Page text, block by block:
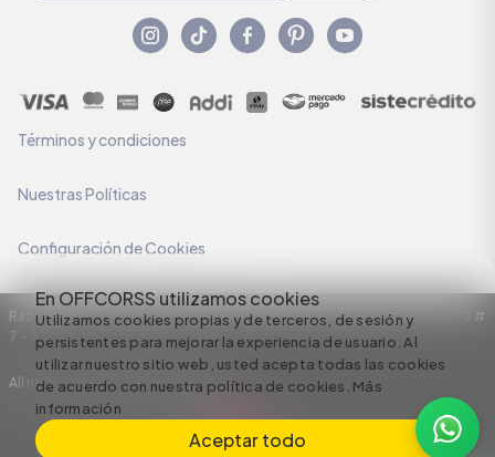
En OFFCORSS utilizamos cookies
Utilizamos cookies propias y de terceros, de sesión y
persistentes para mejorar la experiencia de usuario. Al
utilizar nuestro sitio web, usted acepta todas las cookies
de acuerdo con nuestra política de cookies. Más
información
Aceptar todo
Términos y condiciones
Nuestras Políticas
Configuración de Cookies
Razón Social: C.I HERMECO S.A. NIT: 890924167-6 Dirección: Carrera 50 #
7 – 35
All rights reserved empowered by